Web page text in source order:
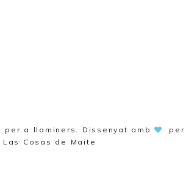
per a llaminers . Dissenyat amb
per
Las Cosas de Maite